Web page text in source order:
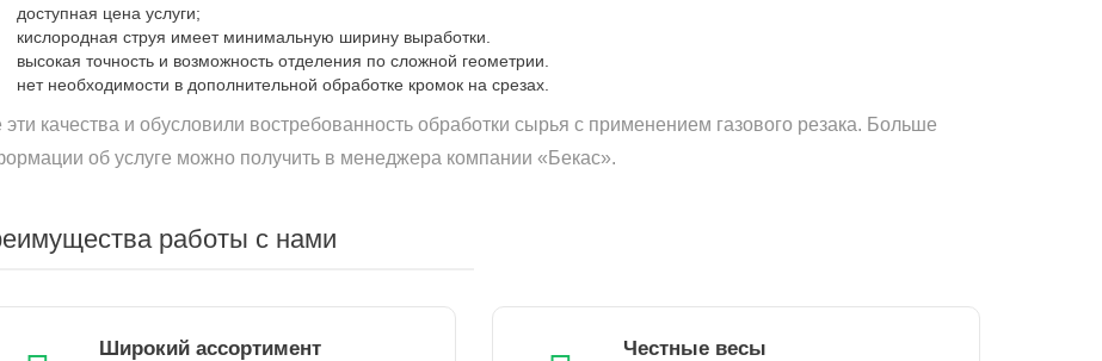
доступная цена услуги;
кислородная струя имеет минимальную ширину выработки.
высокая точность и возможность отделения по сложной геометрии.
нет необходимости в дополнительной обработке кромок на срезах.
эти качества и обусловили востребованность обработки сырья с применением газового резака. Больше
об услуге можно получить в менеджера компании «Бекас».
работы с нами
Широкий ассортимент Честные весы